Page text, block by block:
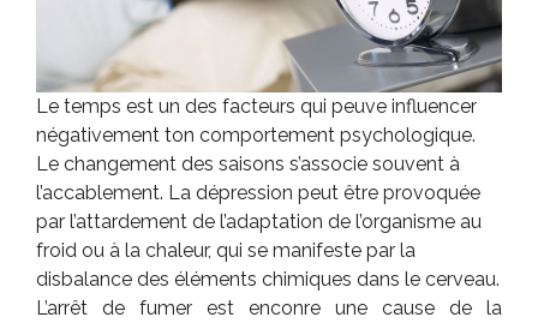
Le temps est un des facteurs qui peuve influencer
négativement ton comportement psychologique.
Le changement des saisons s’associe souvent à
l’accablement. La dépression peut être provoquée
par l’attardement de l’adaptation de l’organisme au
froid ou à la chaleur, qui se manifeste par la
disbalance des éléments chimiques dans le cerveau.
L’arrêt de fumer est enconre une cause de la